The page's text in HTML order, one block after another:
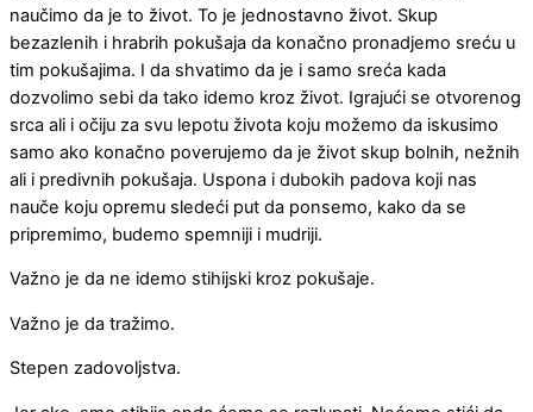
naučimo da je to život. To je jednostavno život. Skup
bezazlenih i hrabrih pokušaja da konačno pronadjemo sreću u
tim pokušajima. I da shvatimo da je i samo sreća kada
dozvolimo sebi da tako idemo kroz život. Igrajući se otvorenog
srca ali i očiju za svu lepotu života koju možemo da iskusimo
samo ako konačno poverujemo da je život skup bolnih, nežnih
ali i predivnih pokušaja. Uspona i dubokih padova koji nas
nauče koju opremu sledeći put da ponsemo, kako da se
pripremimo, budemo spemniji i mudriji.
Važno je da ne idemo stihijski kroz pokušaje.
Važno je da tražimo.
Stepen zadovoljstva.